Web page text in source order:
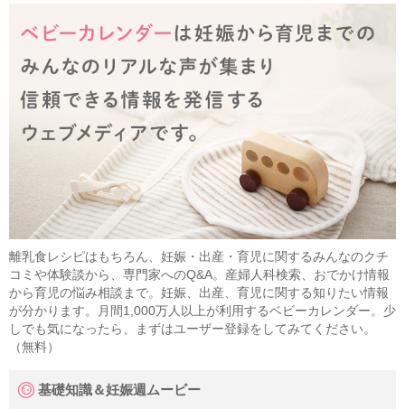
離乳食レシピはもちろん、妊娠・出産・育児に関するみんなのクチ
コミや体験談から、専門家へのQ&A。産婦人科検索、おでかけ情報
から育児の悩み相談まで。妊娠、出産、育児に関する知りたい情報
が分かります。月間1,000万人以上が利用するベビーカレンダー。少
しでも気になったら、まずはユーザー登録をしてみてください。
（無料）
基礎知識＆妊娠週ムービー